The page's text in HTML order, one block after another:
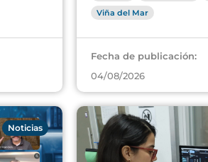
Viña del Mar
Fecha de publicación:
04/08/2026
Noticias